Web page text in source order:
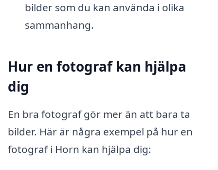
bilder som du kan använda i olika
sammanhang.
Hur en fotograf kan hjälpa
dig
En bra fotograf gör mer än att bara ta
bilder. Här är några exempel på hur en
fotograf i Horn kan hjälpa dig: